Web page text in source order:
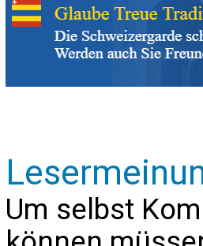
Um selbst